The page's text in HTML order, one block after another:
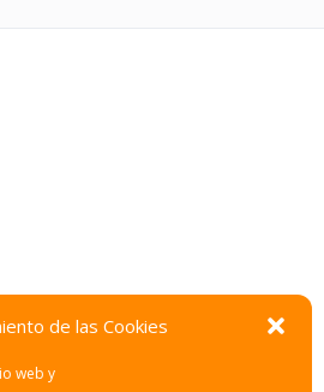
de las Cookies
web y